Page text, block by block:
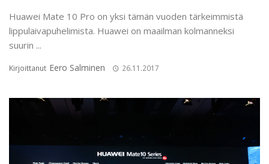
Huawei Mate 10 Pro on yksi tämän vuoden tärkeimmistä
lippulaivapuhelimista. Huawei on maailman kolmanneksi
suurin ...
Kirjoittanut Eero Salminen 26.11.2017